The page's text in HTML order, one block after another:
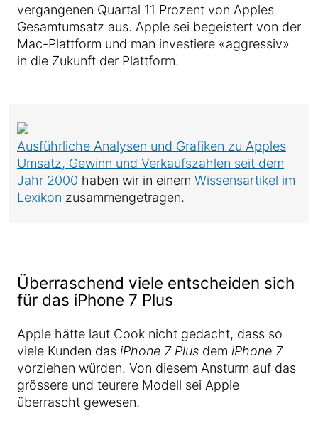
vergangenen Quartal 11 Prozent von Apples
Gesamtumsatz aus. Apple sei begeistert von der
Mac-Plattform und man investiere «aggressiv»
in die Zukunft der Plattform.
Ausführliche Analysen und Grafiken zu Apples
Umsatz, Gewinn und Verkaufszahlen seit dem
Jahr 2000 haben wir in einem Wissensartikel im
Lexikon zusammengetragen.
Überraschend viele entscheiden sich
für das iPhone 7 Plus
Apple hätte laut Cook nicht gedacht, dass so
viele Kunden das iPhone 7 Plus dem iPhone 7
vorziehen würden. Von diesem Ansturm auf das
grössere und teurere Modell sei Apple
überrascht gewesen.